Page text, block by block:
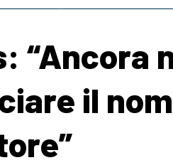
“Ancora
il